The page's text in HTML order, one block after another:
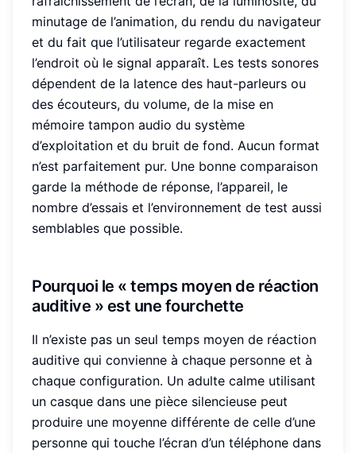
minutage de l’animation, du rendu du navigateur
et du fait que l’utilisateur regarde exactement
l’endroit où le signal apparaît. Les tests sonores
dépendent de la latence des haut-parleurs ou
des écouteurs, du volume, de la mise en
mémoire tampon audio du système
d’exploitation et du bruit de fond. Aucun format
n’est parfaitement pur. Une bonne comparaison
garde la méthode de réponse, l’appareil, le
nombre d’essais et l’environnement de test aussi
semblables que possible.
Pourquoi le « temps moyen de réaction
auditive » est une fourchette
Il n’existe pas un seul temps moyen de réaction
auditive qui convienne à chaque personne et à
chaque configuration. Un adulte calme utilisant
un casque dans une pièce silencieuse peut
produire une moyenne différente de celle d’une
personne qui touche l’écran d’un téléphone dans